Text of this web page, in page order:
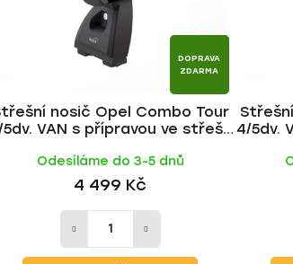
DOPRAVA
ZDARMA
nosič Opel Combo Tour
5dv. VAN s přípravou ve střeše
HAKR
Odesíláme do 3-5 dnů
4 499 Kč
4/5dv.